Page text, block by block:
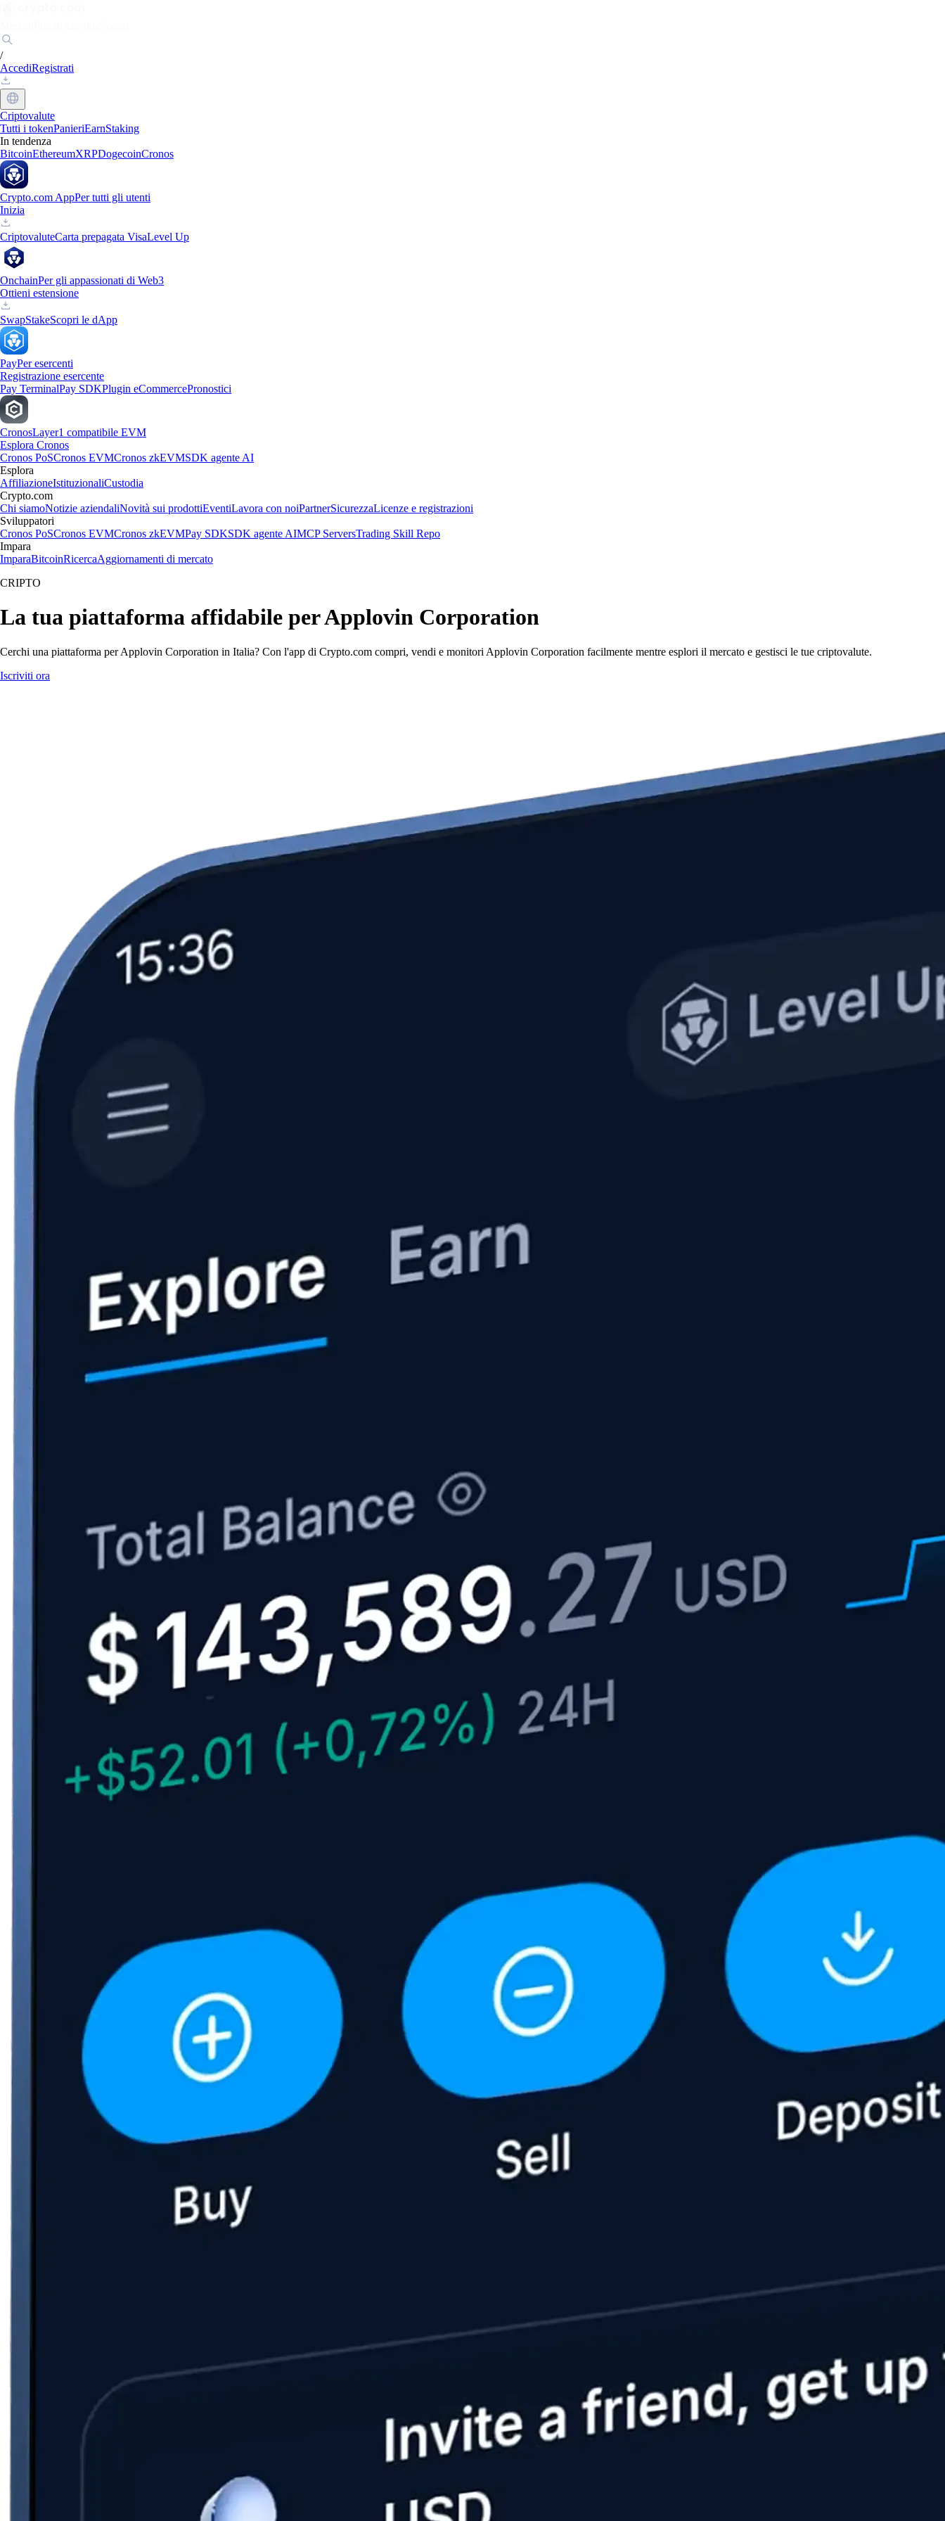
/
AccediRegistrati
Criptovalute
Tutti i tokenPanieriEarnStaking
In tendenza
BitcoinEthereumXRPDogecoinCronos
Crypto.com AppPer tutti gli utenti
Inizia
CriptovaluteCarta prepagata VisaLevel Up
OnchainPer gli appassionati di Web3
Ottieni estensione
SwapStakeScopri le dApp
PayPer esercenti
Registrazione esercente
Pay TerminalPay SDKPlugin eCommercePronostici
CronosLayer1 compatibile EVM
Esplora Cronos
Cronos PoSCronos EVMCronos zkEVMSDK agente AI
Esplora
AffiliazioneIstituzionaliCustodia
Crypto.com
Chi siamoNotizie aziendaliNovità sui prodottiEventiLavora con noiPartnerSicurezzaLicenze e registrazioni
Sviluppatori
Cronos PoSCronos EVMCronos zkEVMPay SDKSDK agente AIMCP ServersTrading Skill Repo
Impara
ImparaBitcoinRicercaAggiornamenti di mercato
CRIPTO
La tua piattaforma affidabile per Applovin Corporation
Cerchi una piattaforma per Applovin Corporation in Italia? Con l'app di Crypto.com compri, vendi e monitori Applovin Corporation facilmente mentre esplori il mercato e gestisci le tue criptovalute.
Iscriviti ora